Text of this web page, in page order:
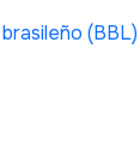
(BBL)